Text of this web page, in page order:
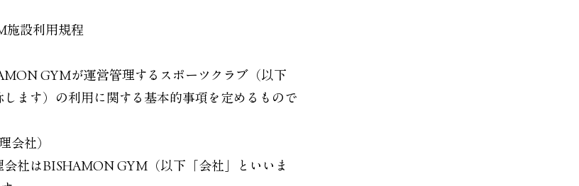
施設利用規程
GYMが運営管理するスポーツクラブ（以下
します）の利用に関する基本的事項を定めるもので
会社）
会社はBISHAMON GYM（以下「会社」といいま